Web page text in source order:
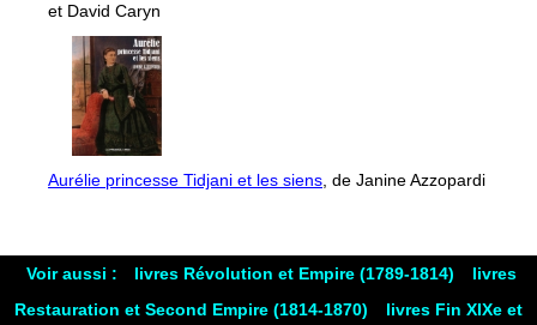
et David Caryn
Aurélie princesse Tidjani et les siens, de Janine Azzopardi
Voir aussi : livres Révolution et Empire (1789-1814)
livres
Restauration et Second Empire (1814-1870)
livres Fin XIXe et